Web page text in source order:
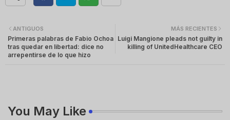
MÁS RECIENTES
Luigi Mangione pleads not guilty in
killing of UnitedHealthcare CEO
ANTIGUOS
Primeras palabras de Fabio Ochoa
tras quedar en libertad: dice no
arrepentirse de lo que hizo
You May Like